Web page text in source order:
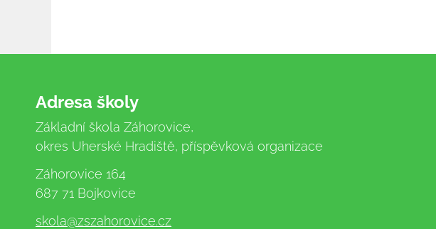
Adresa školy
Základní škola Záhorovice,
okres Uherské Hradiště, příspěvková organizace
Záhorovice 164
687 71 Bojkovice
skola@zszahorovice.cz